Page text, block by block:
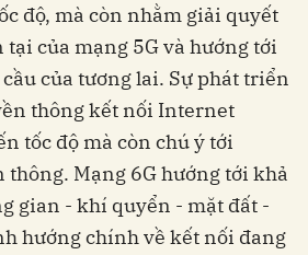
độ, mà còn nhằm giải quyết
tại của mạng 5G và hướng tới
của tương lai. Sự phát triển
thông kết nối Internet
tốc độ mà còn chú ý tới
Mạng 6G hướng tới khả
gian - khí quyển - mặt đất -
hướng chính về kết nối đang